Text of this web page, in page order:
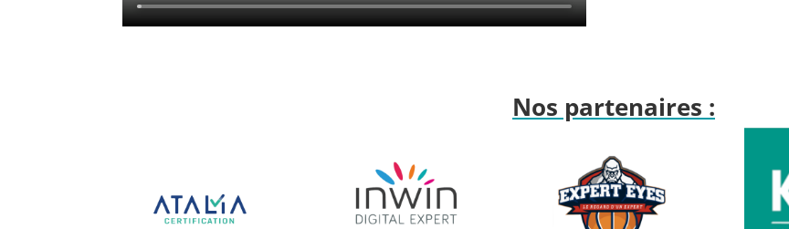
Nos partenaires :